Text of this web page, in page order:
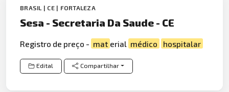
BRASIL | CE | FORTALEZA
Sesa - Secretaria Da Saude - CE
Registro de preço - mat erial médico hospitalar
Edital Compartilhar